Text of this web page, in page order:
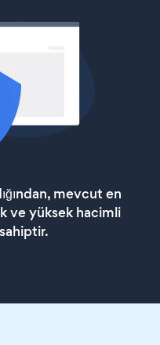
mevcut en
ve yüksek hacimli